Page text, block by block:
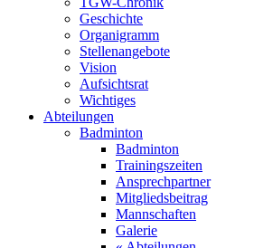
Geschichte
Organigramm
Stellenangebote
Vision
Aufsichtsrat
Wichtiges
Abteilungen
Badminton
Badminton
Trainingszeiten
Ansprechpartner
Mitgliedsbeitrag
Mannschaften
Galerie